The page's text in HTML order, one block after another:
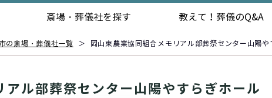
斎場・葬儀社を探す 教えて！ 葬儀のQ&A
の斎場・葬儀社一覧 ＞ 岡山東農業協同組合メモリアル部葬祭センター山陽や
ル部葬祭センター山陽やすらぎホール